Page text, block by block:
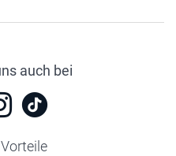
auch bei